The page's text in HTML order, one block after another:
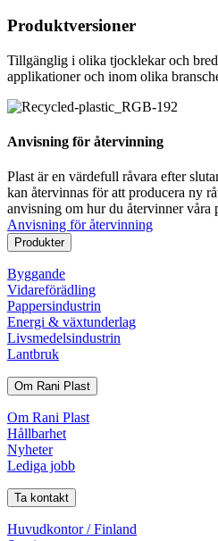
Produktversioner
Tillgänglig i olika tjocklekar och
applikationer och inom olika
Anvisning för återvinning
Plast är en värdefull råvara efter
kan återvinnas för att producera ny
anvisning om hur du återvinner våra
Anvisning för återvinning
Produkter
Byggande
Vidareförädling
Pappersindustrin
Energi & växtunderlag
Livsmedelsindustrin
Lantbruk
Om Rani Plast
Om Rani Plast
Hållbarhet
Nyheter
Lediga jobb
Ta kontakt
Huvudkontor / Finland